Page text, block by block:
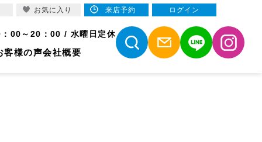
00～20：00 / 水曜日定休
客様の声会社概要
お気に入り 来店予約 ログイン